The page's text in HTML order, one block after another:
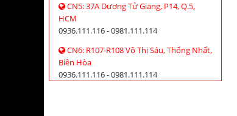
CN5: 37A Dương Tử Giang, P14, Q.5,
HCM
0936.111.116 - 0981.111.114
CN6: R107-R108 Võ Thị Sáu, Thống Nhất,
Biên Hòa
0936.111.116 - 0981.111.114